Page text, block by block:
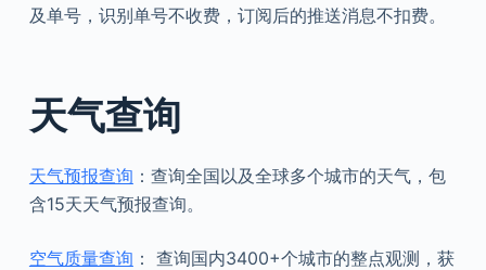
及单号，识别单号不收费，订阅后的推送消息不扣费。
天气查询
天气预报查询 ：查询全国以及全球多个城市的天气，包
含15天天气预报查询。
空气质量查询 ： 查询国内3400+个城市的整点观测，获